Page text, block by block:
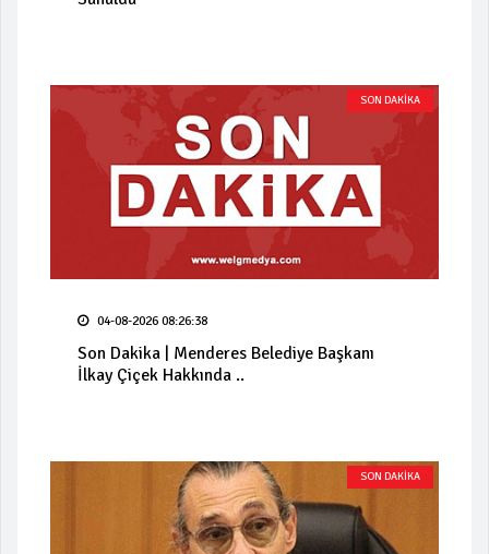
SON DAKİKA
04-08-2026 08:26:38
Son Dakika | Menderes Belediye Başkanı
İlkay Çiçek Hakkında ..
SON DAKİKA